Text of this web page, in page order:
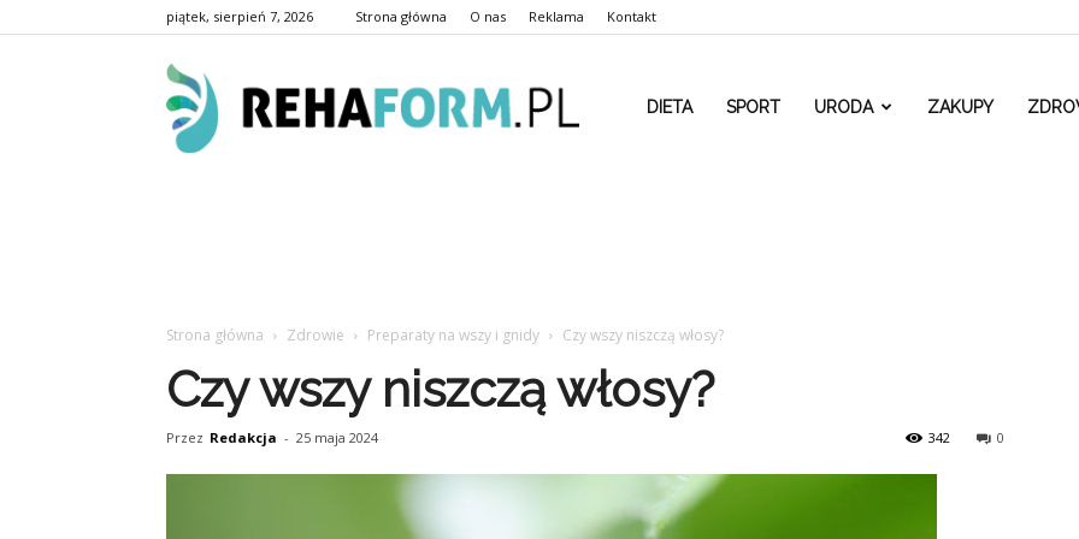
piątek, sierpień 7, 2026 Strona główna O nas Reklama Kontakt
www.rehaform.pl
DIETA SPORT URODA ZAKUPY
Strona główna Zdrowie Preparaty na wszy i gnidy Czy wszy niszczą włosy?
Czy wszy niszczą włosy?
Przez Redakcja - 25 maja 2024 0
342